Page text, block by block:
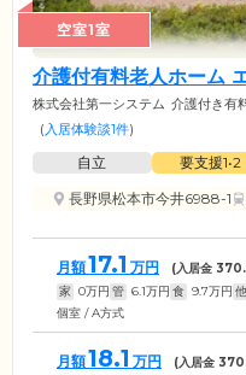
空室1室
介護付有料老人ホーム
株式会社第一システム 介護付き有
(入居体験談1件)
自立 要支援1•2
長野県松本市今井6988-1
月額17.1 万円 (入居金
家 0万円 管 6.1万円 食 9.7万円 他
個室 / A方式
月額18.1 万円 (入居金